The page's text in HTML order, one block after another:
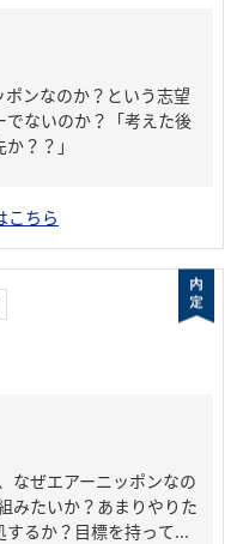
ンなのか？という志望
ないのか？「考えた後
？？」
こちら
なぜエアーニッポンなの
みたいか？あまりやりた
するか？目標を持って...